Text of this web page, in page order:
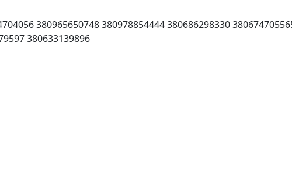
380965650748380978854444380686298330
380633139896